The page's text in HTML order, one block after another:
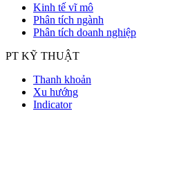
Kinh tế vĩ mô
Phân tích ngành
Phân tích doanh nghiệp
PT KỸ THUẬT
Thanh khoản
Xu hướng
Indicator